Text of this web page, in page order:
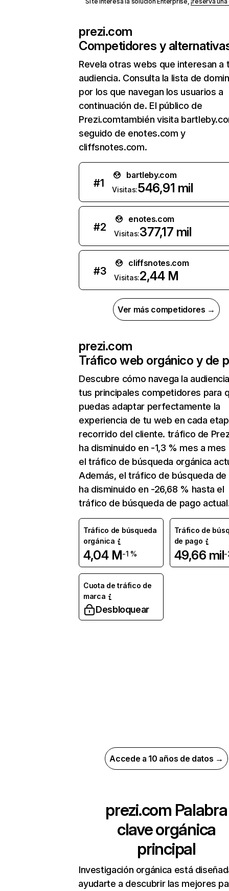
prezi.com
Competidores y
Revela otras webs que interesan a
audiencia. Consulta la lista de
por los que navegan los usuarios a
continuación de. El público de
Prezi.comtambién visita
seguido de enotes.com y
cliffsnotes.com.
#1
bartleby.com
Visitas:546,91 mil
#2
enotes.com
Visitas:377,17 mil
#3
cliffsnotes.com
Visitas:2,44 M
Ver más competidores →
prezi.com
Tráfico web orgánico y de
Descubre cómo navega la
tus principales competidores para
puedas adaptar perfectamente la
experiencia de tu web en cada
recorrido del cliente. tráfico de
ha disminuido en -1,3 % mes a mes
el tráfico de búsqueda orgánica
Además, el tráfico de búsqueda de
ha disminuido en -26,68 % hasta el
tráfico de búsqueda de pago
Tráfico de búsqueda
orgánica
4,04 M-1 %
Tráfico de
de pago
49,66 mil-
Cuota de tráfico de
marca
Desbloquear
Accede a 10 años de datos →
prezi.com Palabra
clave orgánica
principal
Investigación orgánica está
ayudarte a descubrir las mejores